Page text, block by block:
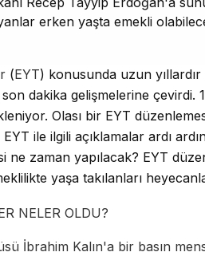
erken yaşta emekli
(EYT) konusunda uzun
dakika gelişmelerine çevirdi.
Olası bir EYT
ile ilgili açıklamalar ardı
ne zaman yapılacak? EYT
yaşa takılanları
NELER OLDU?
İbrahim Kalın'a bir basın